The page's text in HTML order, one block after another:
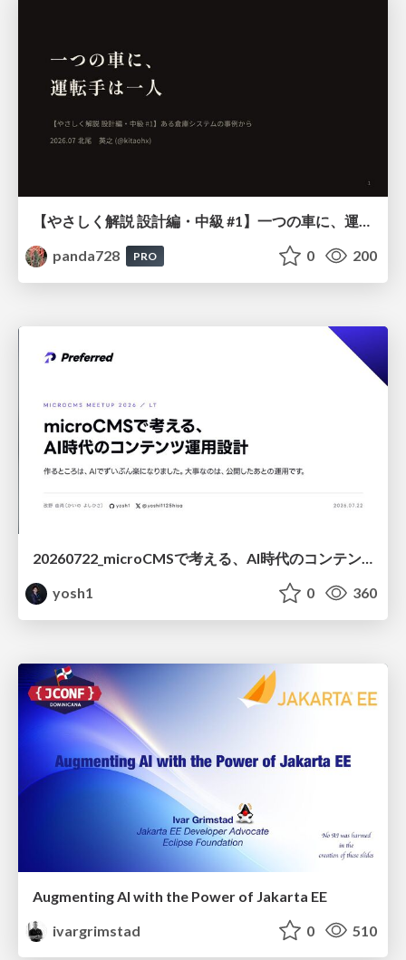
panda728
PRO 0 200
20260722_microCMSで考える、AI時代のコンテンツ運用設計
yosh1
0 360
Augmenting AI with the Power of Jakarta EE
ivargrimstad
0 510